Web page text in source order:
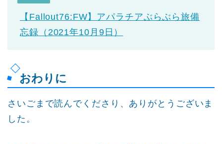
【Fallout76:FW】アパラチアぶらぶら旅備
忘録（2021年10月9日）
おわりに
さいごまで読んでくださり、ありがとうございま
した。